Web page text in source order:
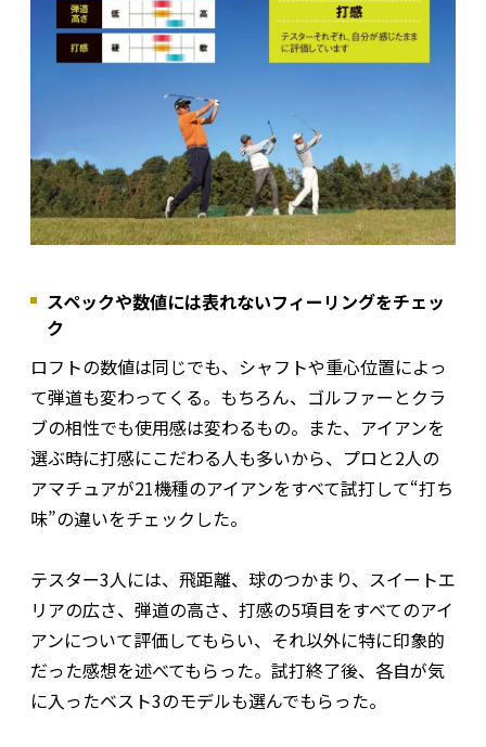
スペックや数値には表れないフィーリングをチェッ
ク
ロフトの数値は同じでも、シャフトや重心位置によっ
て弾道も変わってくる。もちろん、ゴルファーとクラ
ブの相性でも使用感は変わるもの。また、アイアンを
選ぶ時に打感にこだわる人も多いから、プロと2人の
アマチュアが21機種のアイアンをすべて試打して“打ち
味”の違いをチェックした。
テスター3人には、飛距離、球のつかまり、スイートエ
リアの広さ、弾道の高さ、打感の5項目をすべてのアイ
アンについて評価してもらい、それ以外に特に印象的
だった感想を述べてもらった。試打終了後、各自が気
に入ったベスト3のモデルも選んでもらった。